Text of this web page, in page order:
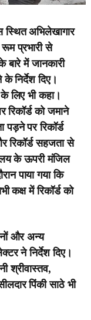
स्थित अभिलेखागार
रूम प्रभारी से
में जानकारी
निर्देश दिए।
लिए भी कहा।
को जमाने
पर रिकॉर्ड
रिकॉर्ड सहजता से
के ऊपरी मंजिल
पाया गया कि
में रिकॉर्ड को
और अन्य
ने निर्देश दिए।
श्रीवास्तव,
पिंकी साठे भी